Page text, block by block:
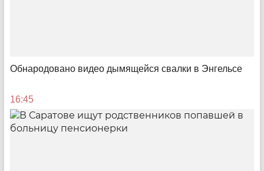
своего заведения
10:15
Обнародовано видео дымящейся свалки в Энгельсе
16:45